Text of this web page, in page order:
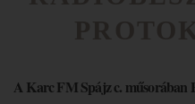
A Karc FM Spájz c. műsorában